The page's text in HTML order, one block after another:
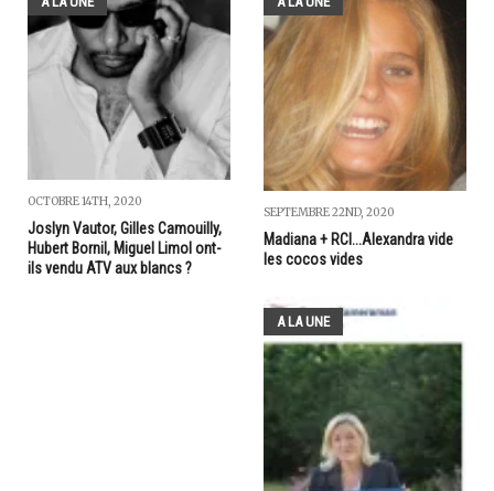
OCTOBRE 14TH, 2020
Joslyn Vautor, Gilles Camouilly,
Hubert Bornil, Miguel Limol ont-
ils vendu ATV aux blancs ?
SEPTEMBRE 22ND, 2020
Madiana + RCI...Alexandra vide
les cocos vides
A LA UNE